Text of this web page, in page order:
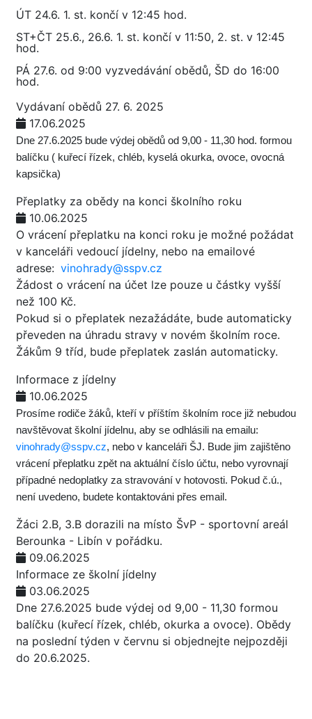
ÚT 24.6. 1. st. končí v 12:45 hod.
ST+ČT 25.6., 26.6. 1. st. končí v 11:50, 2. st. v 12:45
hod.
PÁ 27.6. od 9:00 vyzvedávání obědů, ŠD do 16:00
hod.
Vydávaní obědů 27. 6. 2025
17.06.2025
Dne 27.6.2025 bude výdej obědů od 9,00 - 11,30 hod. formou
balíčku ( kuřecí řízek, chléb, kyselá okurka, ovoce, ovocná
kapsička)
Přeplatky za obědy na konci školního roku
10.06.2025
O vrácení přeplatku na konci roku je možné požádat
v kanceláři vedoucí jídelny, nebo na emailové
adrese: vinohrady@sspv.cz
Žádost o vrácení na účet lze pouze u částky vyšší
než 100 Kč.
Pokud si o přeplatek nezažádáte, bude automaticky
převeden na úhradu stravy v novém školním roce.
Žákům 9 tříd, bude přeplatek zaslán automaticky.
Informace z jídelny
10.06.2025
Prosíme rodiče žáků, kteří v příštím školním roce již nebudou
navštěvovat školní jídelnu, aby se odhlásili na emailu:
vinohrady@sspv.cz, nebo v kanceláři ŠJ. Bude jim zajištěno
vrácení přeplatku zpět na aktuální číslo účtu, nebo vyrovnají
případné nedoplatky za stravování v hotovosti. Pokud č.ú.,
není uvedeno, budete kontaktováni přes email.
Žáci 2.B, 3.B dorazili na místo ŠvP - sportovní areál
Berounka - Libín v pořádku.
09.06.2025
Informace ze školní jídelny
03.06.2025
Dne 27.6.2025 bude výdej od 9,00 - 11,30 formou
balíčku (kuřecí řízek, chléb, okurka a ovoce). Obědy
na poslední týden v červnu si objednejte nejpozději
do 20.6.2025.